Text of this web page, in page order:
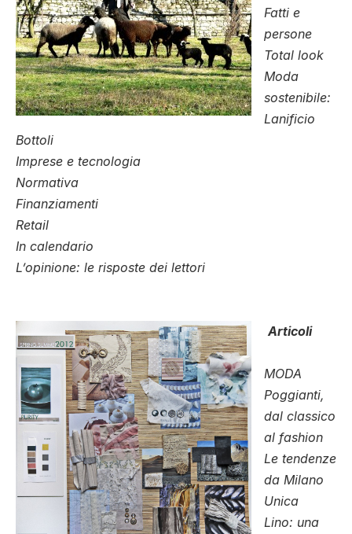
Fatti e
persone
Total look
Moda
sostenibile:
Lanificio
Bottoli
Imprese e tecnologia
Normativa
Finanziamenti
Retail
In calendario
L’opinione: le risposte dei lettori
Articoli
MODA
Poggianti,
dal classico
al fashion
Le tendenze
da Milano
Unica
Lino: una